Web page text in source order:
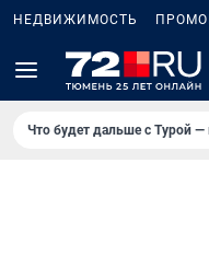
НЕДВИЖИМОСТЬ
Что будет дальше с Турой —